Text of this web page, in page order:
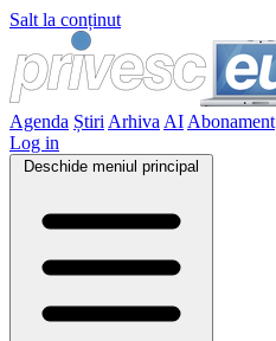
Salt la conținut
Agenda Știri Arhiva AI Abonament
Log in
Deschide meniul principal